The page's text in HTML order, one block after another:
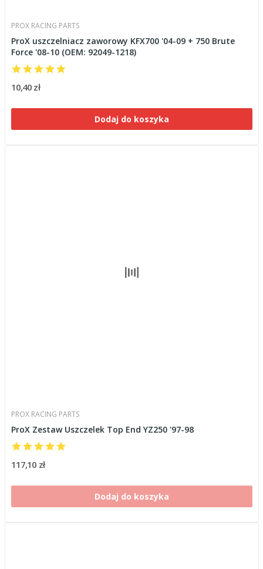
PROX RACING PARTS
ProX uszczelniacz zaworowy KFX700 '04-09 + 750 Brute
Force '08-10 (OEM: 92049-1218)
10,40 zł
Dodaj do koszyka
PROX RACING PARTS
ProX Zestaw Uszczelek Top End YZ250 '97-98
117,10 zł
Dodaj do koszyka